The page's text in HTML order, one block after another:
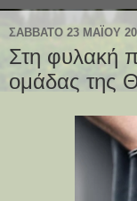
ΣΆΒΒΑΤΟ 23 ΜΑΪ́ΟΥ
Στη φυλακή
ομάδας της